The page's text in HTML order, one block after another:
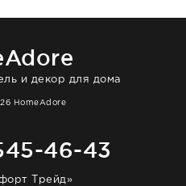
и декор для дома
HomeAdore
46-43
Трейд»